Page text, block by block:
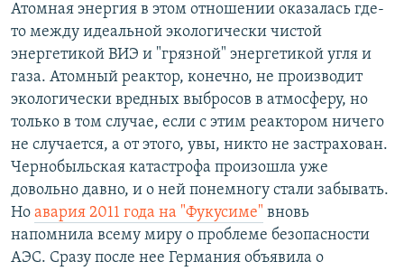
Атомная энергия в этом отношении оказалась где-
то между идеальной экологически чистой
энергетикой ВИЭ и "грязной" энергетикой угля и
газа. Атомный реактор, конечно, не производит
экологически вредных выбросов в атмосферу, но
только в том случае, если с этим реактором ничего
не случается, а от этого, увы, никто не застрахован.
Чернобыльская катастрофа произошла уже
довольно давно, и о ней понемногу стали забывать.
Но авария 2011 года на "Фукусиме" вновь
напомнила всему миру о проблеме безопасности
АЭС. Сразу после нее Германия объявила о